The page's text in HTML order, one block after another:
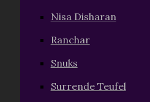
Nisa Disharan
Ranchar
Snuks
Surrende Teufel